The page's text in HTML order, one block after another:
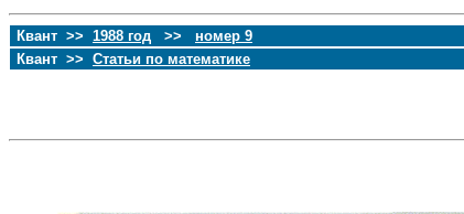
Квант >> 1988 год >> номер 9
Квант >> Статьи по математике